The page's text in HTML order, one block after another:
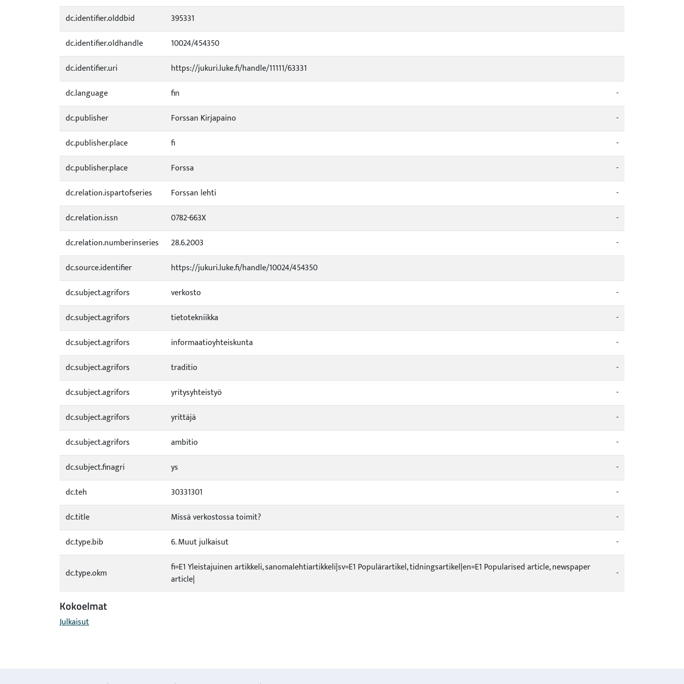
dc.identifier.olddbid
395331
dc.identifier.oldhandle
10024/454350
dc.identifier.uri
https://jukuri.luke.fi/handle/11111/63331
dc.language
fin
-
dc.publisher
Forssan Kirjapaino
-
dc.publisher.place
fi
-
dc.publisher.place
Forssa
-
dc.relation.ispartofseries
Forssan lehti
-
dc.relation.issn
0782-663X
-
dc.relation.numberinseries
28.6.2003
-
dc.source.identifier
https://jukuri.luke.fi/handle/10024/454350
dc.subject.agrifors
verkosto
-
dc.subject.agrifors
tietotekniikka
-
dc.subject.agrifors
informaatioyhteiskunta
-
dc.subject.agrifors
traditio
-
dc.subject.agrifors
yritysyhteistyö
-
dc.subject.agrifors
yrittäjä
-
dc.subject.agrifors
ambitio
-
dc.subject.finagri
ys
-
dc.teh
30331301
-
dc.title
Missä verkostossa toimit?
-
dc.type.bib
6. Muut julkaisut -
dc.type.okm
fi=E1 Yleistajuinen artikkeli, sanomalehtiartikkeli|sv=E1 Populärartikel, tidningsartikel|en=E1 Popularised article, newspaper
article|
-
Kokoelmat
Julkaisut